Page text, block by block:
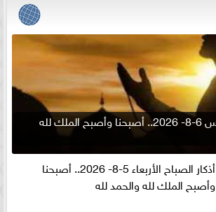
أذكار الصباح الخميس 6-8- 2026.. أصبحنا وأصبح الملك لله
أذكار الصباح الأربعاء 5-8- 2026.. أصبحنا
وأصبح الملك لله والحمد لله